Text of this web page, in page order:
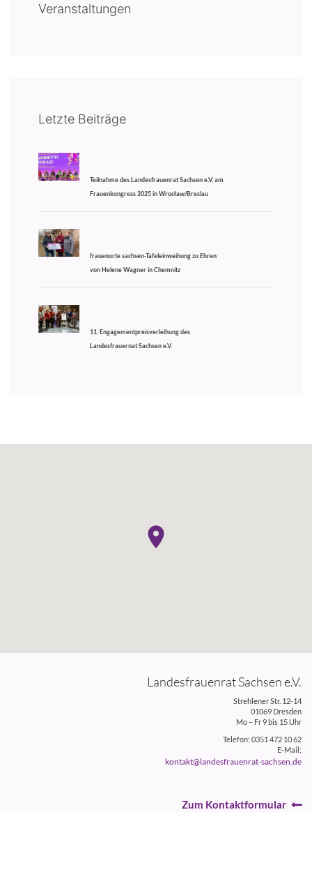
Veranstaltungen
Letzte Beiträge
Teilnahme des Landesfrauenrat Sachsen e.V. am
Frauenkongress 2025 in Wrocław/Breslau
frauenorte sachsen-Tafeleinweihung zu Ehren
von Helene Wagner in Chemnitz
11. Engagementpreisverleihung des
Landesfrauernat Sachsen e.V.
Landesfrauenrat Sachsen e.V.
Strehlener Str. 12-14
01069 Dresden
Mo – Fr 9 bis 15 Uhr
Telefon: 0351 472 10 62
E-Mail:
kontakt@landesfrauenrat-sachsen.de
Zum Kontaktformular